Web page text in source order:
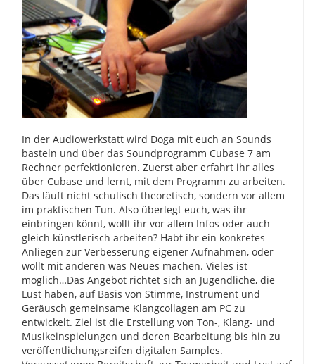
In der Audiowerkstatt wird Doga mit euch an Sounds
basteln und über das Soundprogramm Cubase 7 am
Rechner perfektionieren. Zuerst aber erfahrt ihr alles
über Cubase und lernt, mit dem Programm zu arbeiten.
Das läuft nicht schulisch theoretisch, sondern vor allem
im praktischen Tun. Also überlegt euch, was ihr
einbringen könnt, wollt ihr vor allem Infos oder auch
gleich künstlerisch arbeiten? Habt ihr ein konkretes
Anliegen zur Verbesserung eigener Aufnahmen, oder
wollt mit anderen was Neues machen. Vieles ist
möglich…Das Angebot richtet sich an Jugendliche, die
Lust haben, auf Basis von Stimme, Instrument und
Geräusch gemeinsame Klangcollagen am PC zu
entwickelt. Ziel ist die Erstellung von Ton-, Klang- und
Musikeinspielungen und deren Bearbeitung bis hin zu
veröffentlichungsreifen digitalen Samples.